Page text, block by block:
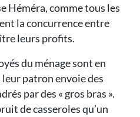
Héméra, comme tous les
la concurrence entre
leurs profits.
du ménage sont en
patron envoie des
par des « gros bras ».
de casseroles qu’un